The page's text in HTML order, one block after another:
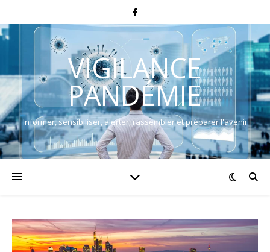
VIGILANCE
PANDÉMIE
Informer, sensibiliser, alerter, rassembler et préparer l'avenir